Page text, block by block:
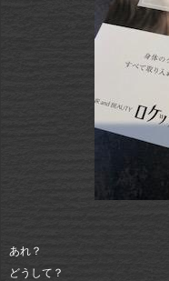
あれ？
どうして？